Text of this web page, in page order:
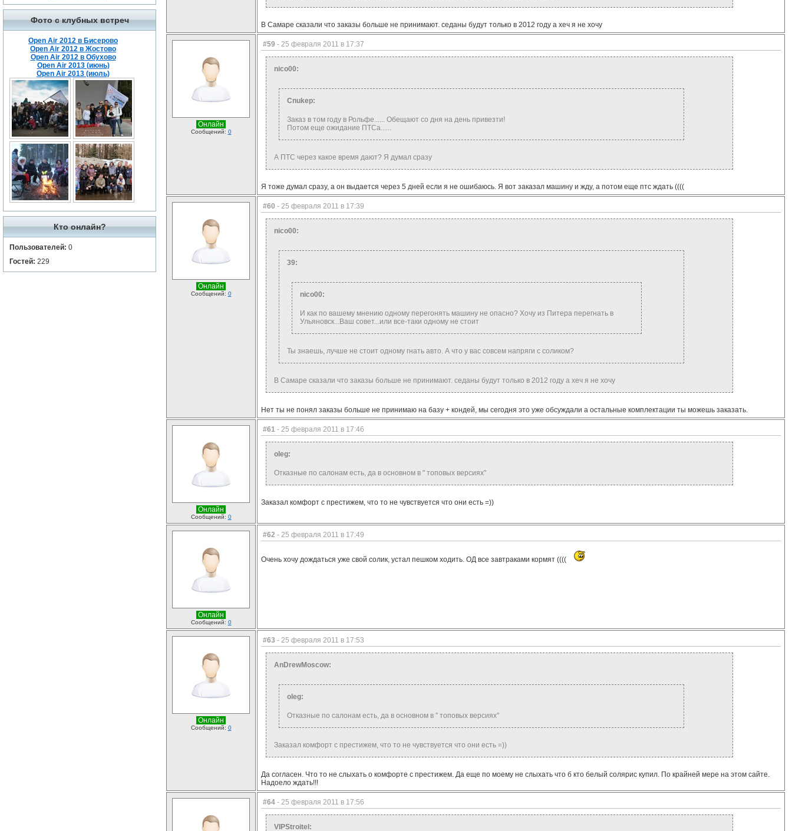
Фото с клубных встреч
Open Air 2012 в Бисерово
Open Air 2012 в Жостово
Open Air 2012 в Обухово
Open Air 2013 (июнь)
Open Air 2013 (июль)
Кто онлайн?
Пользователей: 0
Гостей: 229
В Самаре сказали что заказы больше не принимают. седаны будут только в 2012 году а хеч я не хочу
Онлайн
Сообщений: 0
#59 - 25 февраля 2011 в 17:37
nico00:
Cnukep:
Заказ в том году в Рольфе...... Обещают со дня на день привезти!
Потом еще ожидание ПТСа......
А ПТС через какое время дают? Я думал сразу
Я тоже думал сразу, а он выдается через 5 дней если я не ошибаюсь. Я вот заказал машину и жду, а потом еще птс ждать ((((
Онлайн
Сообщений: 0
#60 - 25 февраля 2011 в 17:39
nico00:
39:
nico00:
И как по вашему мнению одному перегонять машину не опасно? Хочу из Питера перегнать в
Ульяновск...Ваш совет...или все-таки одному не стоит
Ты знаешь, лучше не стоит одному гнать авто. А что у вас совсем напряги с соликом?
В Самаре сказали что заказы больше не принимают. седаны будут только в 2012 году а хеч я не хочу
Нет ты не понял заказы больше не принимаю на базу + кондей, мы сегодня это уже обсуждали а остальные комплектации ты можешь заказать.
Онлайн
Сообщений: 0
#61 - 25 февраля 2011 в 17:46
oleg:
Отказные по салонам есть, да в основном в " топовых версиях"
Заказал комфорт с престижем, что то не чувствуется что они есть =))
Онлайн
Сообщений: 0
#62 - 25 февраля 2011 в 17:49
Очень хочу дождаться уже свой солик, устал пешком ходить. ОД все завтраками кормят ((((
Онлайн
Сообщений: 0
#63 - 25 февраля 2011 в 17:53
AnDrewMoscow:
oleg:
Отказные по салонам есть, да в основном в " топовых версиях"
Заказал комфорт с престижем, что то не чувствуется что они есть =))
Да согласен. Что то не слыхать о комфорте с престижем. Да еще по моему не слыхать что б кто белый солярис купил. По крайней мере на этом сайте.
Надоело ждать!!!
#64 - 25 февраля 2011 в 17:56
VIPStroitel: